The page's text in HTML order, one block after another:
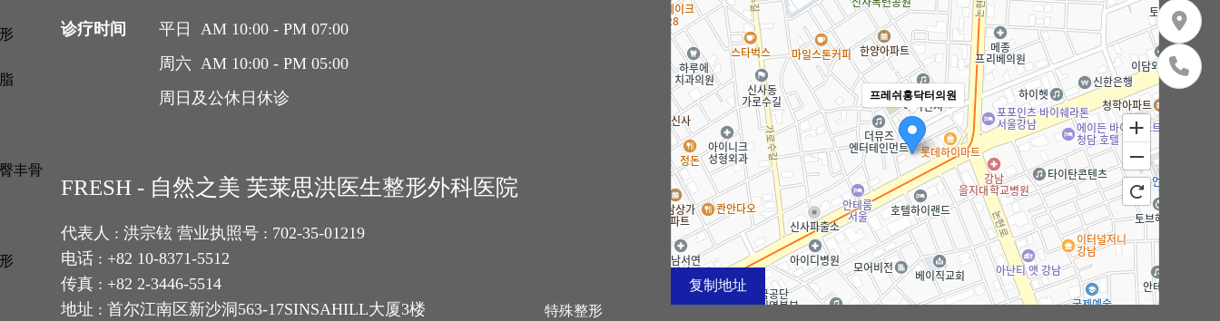
丰骨
特殊整形
诊疗时间
平日 AM 10:00 - PM 07:00
周六 AM 10:00 - PM 05:00
周日及公休日休诊
FRESH - 自然之美 芙莱思洪医生整形外科医院
代表人 : 洪宗铉 营业执照号 : 702-35-01219
电话 : +82 10-8371-5512
传真 : +82 2-3446-5514
地址 : 首尔江南区新沙洞563-17SINSAHILL大厦3楼
复制地址
프레쉬홍닥터의원